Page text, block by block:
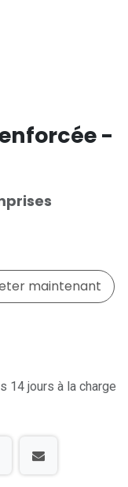
-
maintenant
14 jours à la charge